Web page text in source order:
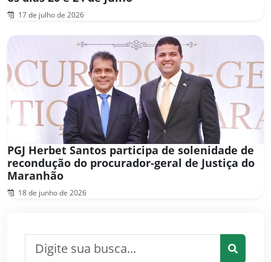
17 de julho de 2026
PGJ Herbet Santos participa de solenidade de
recondução do procurador-geral de Justiça do
Maranhão
18 de junho de 2026